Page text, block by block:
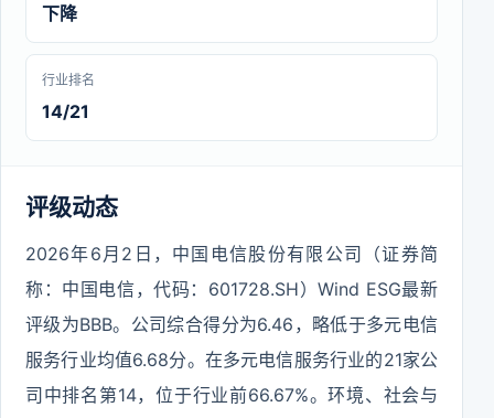
下降
行业排名
14/21
评级动态
2026年6月2日，中国电信股份有限公司（证券简
称：中国电信，代码：601728.SH）Wind ESG最新
评级为BBB。公司综合得分为6.46，略低于多元电信
服务行业均值6.68分。在多元电信服务行业的21家公
司中排名第14，位于行业前66.67%。环境、社会与